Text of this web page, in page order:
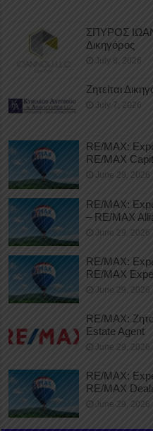
ΣΠΥΡΟΣ
Δικηγόρος
July 8, 2026
Ζητείται
July 7, 2026
RE/MAX:
RE/MAX
June 29, 2026
RE/MAX:
– RE/MAX
June 29, 2026
RE/MAX:
RE/MAX
June 29, 2026
RE/MAX:
Estate Agent
June 29, 2026
RE/MAX:
RE/MAX
June 29, 2026